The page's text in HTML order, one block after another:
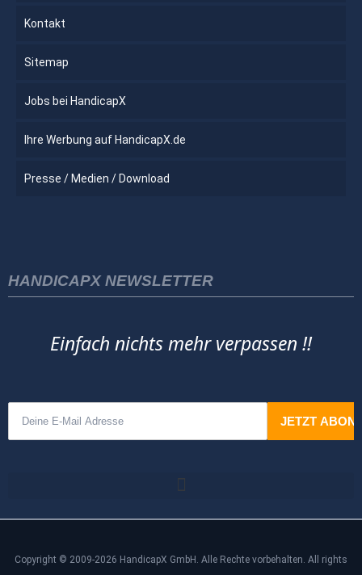
Kontakt
Sitemap
Jobs bei HandicapX
Ihre Werbung auf HandicapX.de
Presse / Medien / Download
HANDICAPX NEWSLETTER
Einfach nichts mehr verpassen !!
Copyright © 2009-2026 HandicapX GmbH. Alle Rechte vorbehalten. All rights